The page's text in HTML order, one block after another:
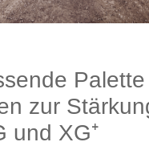
Palette
zur
und XG⁺